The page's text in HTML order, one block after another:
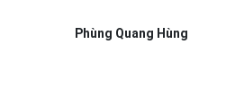
Phùng Quang Hùng